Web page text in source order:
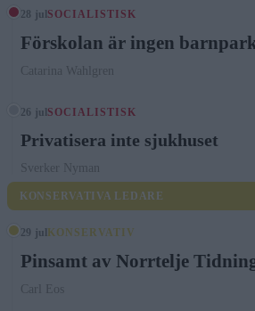
28 jul SOCIALISTISK
Förskolan är ingen
Catarina Wahlgren
26 jul SOCIALISTISK
Privatisera inte sjukhuset
Sverker Nyman
KONSERVATIVA LEDARE
29 jul KONSERVATIV
Pinsamt av Norrtelje
Carl Eos